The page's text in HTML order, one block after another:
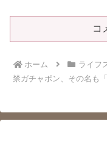
コ
ホーム ライフ
禁ガチャポン、その名も